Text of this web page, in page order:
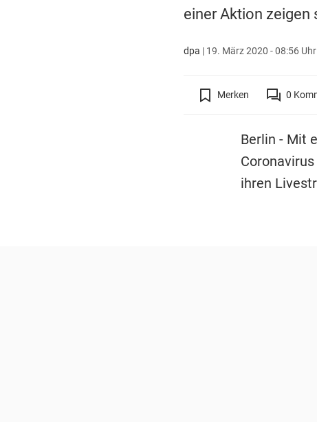
einer Aktion zeigen
dpa | 19. März 2020 - 08:56 Uhr
Merken 0
Berlin - Mit
ihren